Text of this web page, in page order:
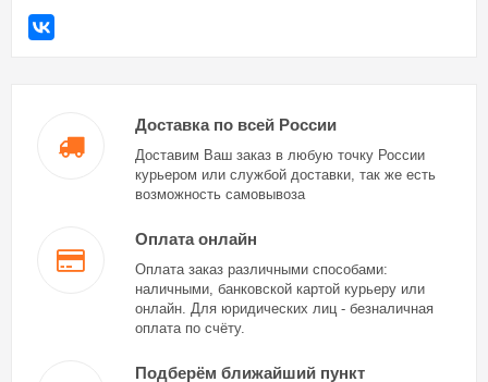
Доставка по всей России
Доставим Ваш заказ в любую точку России
курьером или службой доставки, так же есть
возможность самовывоза
Оплата онлайн
Оплата заказ различными способами:
наличными, банковской картой курьеру или
онлайн. Для юридических лиц - безналичная
оплата по счёту.
Подберём ближайший пункт